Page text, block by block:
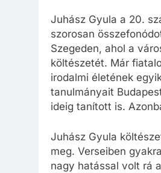
Juhász Gyula a 20.
szorosan
Szegeden, ahol a
költészetét. Már
irodalmi életének
tanulmányait
ideig tanított is.
Juhász Gyula
meg. Verseiben
nagy hatással volt rá